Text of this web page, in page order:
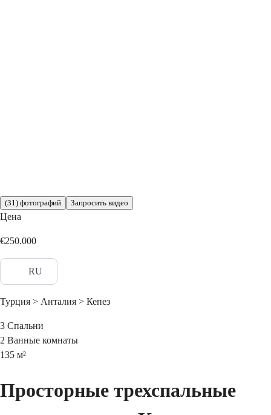
(31) фотографий Запросить видео
Цена
€250.000
RU
Турция > Анталия > Кепез
3 Спальни
2 Ванные комнаты
135 м²
Просторные трехспальные